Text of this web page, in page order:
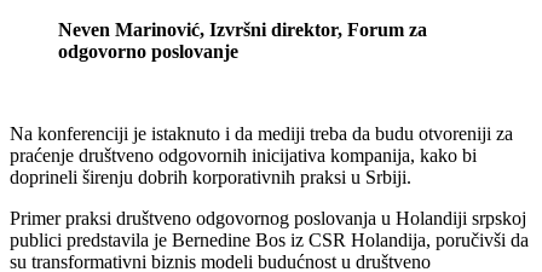
Neven Marinović, Izvršni direktor, Forum za
odgovorno poslovanje
Na konferenciji je istaknuto i da mediji treba da budu otvoreniji za
praćenje društveno odgovornih inicijativa kompanija, kako bi
doprineli širenju dobrih korporativnih praksi u Srbiji.
Primer praksi društveno odgovornog poslovanja u Holandiji srpskoj
publici predstavila je Bernedine Bos iz CSR Holandija, poručivši da
su transformativni biznis modeli budućnost u društveno